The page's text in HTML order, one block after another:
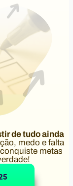
de tudo ainda
medo e falta
metas